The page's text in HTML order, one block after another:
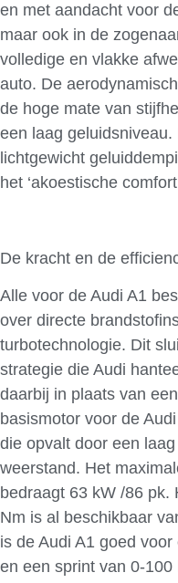
en met aandacht voor
maar ook in de
volledige en vlakke
auto. De
de hoge mate van
een laag
lichtgewicht
het ‘akoestische
De kracht en de
Alle voor de Audi A1
over directe
turbotechnologie. Dit
strategie die Audi
daarbij in plaats van
basismotor voor de
die opvalt door een
weerstand. Het
bedraagt 63 kW /86 pk.
Nm is al beschikbaar
is de Audi A1 goed
en een sprint van 0-